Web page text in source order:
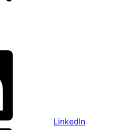
LinkedIn